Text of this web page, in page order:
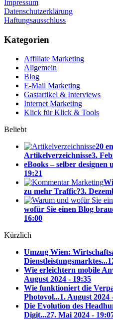
Impressum
Datenschutzerklärung
Haftungsausschluss
Kategorien
Affiliate Marketing
Allgemein
Blog
E-Mail Marketing
Gastartikel & Interviews
Internet Marketing
Klick für Klick & Tools
Beliebt
20
Artikelverzeichnisse3.
eBooks – selber designen
19:21
zu mehr Traffic?3.
wofür Sie einen Blog
16:00
Kürzlich
Umzug Wien:
Dienstleistungsmarktes...
Wie erleichtern mobile
August 2024 - 19:35
Wie funktioniert die
Photovol...1. August 2024
Die Evolution des
Digit...27. Mai 2024 -